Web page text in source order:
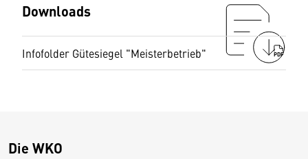
Downloads
Infofolder Gütesiegel "Meisterbetrieb" PDF
Die WKO